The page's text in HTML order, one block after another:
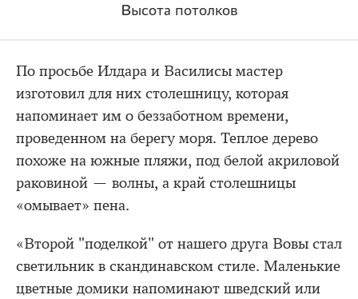
Высота потолков
По просьбе Илдара и Василисы мастер
изготовил для них столешницу, которая
напоминает им о беззаботном времени,
проведенном на берегу моря. Теплое дерево
похоже на южные пляжи, под белой акриловой
раковиной — волны, а край столешницы
«омывает» пена.
«Второй "поделкой" от нашего друга Вовы стал
светильник в скандинавском стиле. Маленькие
цветные домики напоминают шведский или